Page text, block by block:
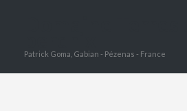
HOME
Patrick Goma, Gabian - Pézenas - France